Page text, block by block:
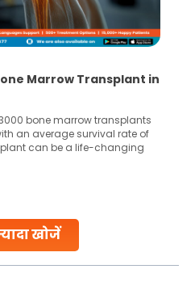
खोजें
of a Frontal
Save Your Life
lobe of your brain is the most
The frontal lobe is a
responsible for various
complications. However, with